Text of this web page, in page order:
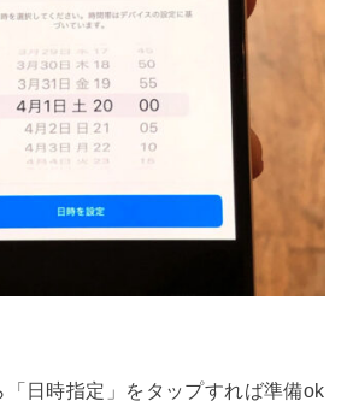
「日時指定」をタップすれば準備ok